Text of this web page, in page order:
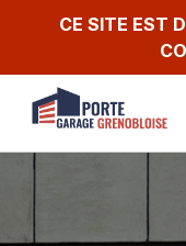
CE SITE EST